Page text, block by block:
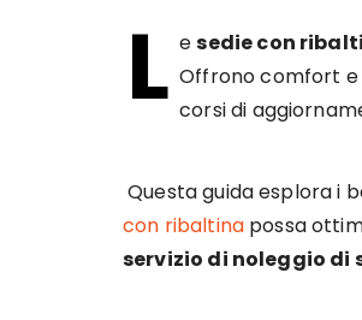
L esedie con
Offrono comfort e
corsi di
Questa guida esplora i
con ribaltinapossa
servizio di noleggio di